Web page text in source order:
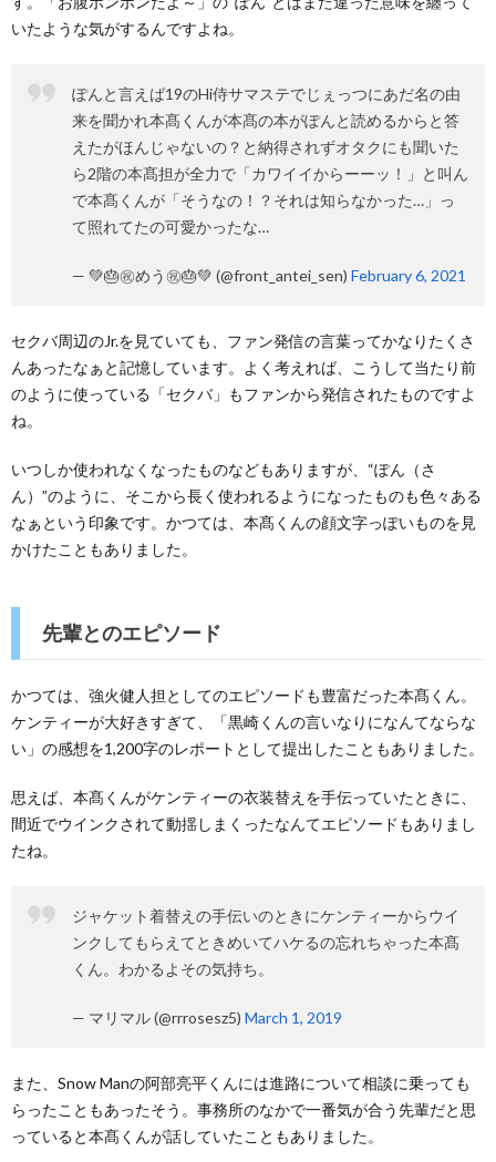
いたような気がするんですよね。
ぽんと言えば19のHi侍サマステでじぇっつにあだ名の由
来を聞かれ本髙くんが本髙の本がぽんと読めるからと答
えたがほんじゃないの？と納得されずオタクにも聞いた
ら2階の本髙担が全力で「カワイイからーーッ！」と叫ん
で本髙くんが「そうなの！？それは知らなかった…」っ
て照れてたの可愛かったな…
— 💚🎂㊗️めう㊗️🎂💚 (@front_antei_sen) February 6, 2021
セクバ周辺のJr.を見ていても、ファン発信の言葉ってかなりたくさ
んあったなぁと記憶しています。よく考えれば、こうして当たり前
のように使っている「セクバ」もファンから発信されたものですよ
ね。
いつしか使われなくなったものなどもありますが、“ぽん（さ
ん）”のように、そこから長く使われるようになったものも色々ある
なぁという印象です。かつては、本髙くんの顔文字っぽいものを見
かけたこともありました。
先輩とのエピソード
かつては、強火健人担としてのエピソードも豊富だった本髙くん。
ケンティーが大好きすぎて、「黒崎くんの言いなりになんてならな
い」の感想を1,200字のレポートとして提出したこともありました。
思えば、本髙くんがケンティーの衣装替えを手伝っていたときに、
間近でウインクされて動揺しまくったなんてエピソードもありまし
たね。
ジャケット着替えの手伝いのときにケンティーからウイ
ンクしてもらえてときめいてハケるの忘れちゃった本髙
くん。わかるよその気持ち。
— マリマル (@rrrosesz5) March 1, 2019
また、Snow Manの阿部亮平くんには進路について相談に乗っても
らったこともあったそう。事務所のなかで一番気が合う先輩だと思
っていると本髙くんが話していたこともありました。